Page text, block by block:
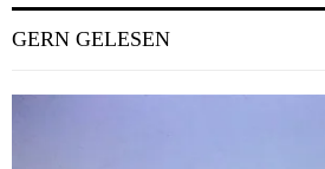
GERN GELESEN